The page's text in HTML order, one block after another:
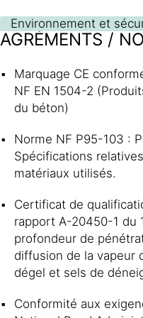
Environnement et
AGRÉMENTS /
Marquage CE
NF EN 1504-2
du béton)
Norme NF P95-103 :
Spécifications
matériaux utilisés.
Certificat de
rapport A-20450-1 du
profondeur de
diffusion de la vapeur
dégel et sels de
Conformité aux